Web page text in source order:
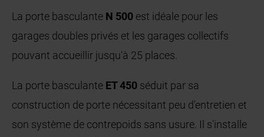
La porte basculante N 500 est idéale pour les
garages doubles privés et les garages collectifs
pouvant accueillir jusqu'à 25 places.
La porte basculante ET 450 séduit par sa
construction de porte nécessitant peu d'entretien et
son système de contrepoids sans usure. Il s'installe